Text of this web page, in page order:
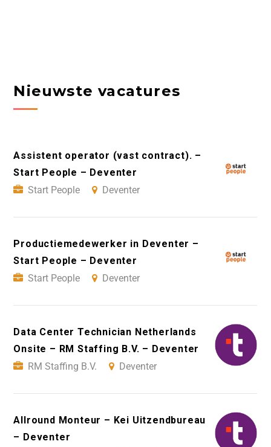
Nieuwste vacatures
Assistent operator (vast contract). –
Start People – Deventer
Start People
Deventer
Productiemedewerker in Deventer –
Start People – Deventer
Start People
Deventer
Data Center Technician Netherlands
Onsite – RM Staffing B.V. – Deventer
RM Staffing B.V.
Deventer
Allround Monteur – Kei Uitzendbureau
– Deventer